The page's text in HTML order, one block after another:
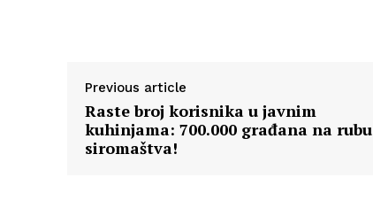
Previous article
Raste broj korisnika u javnim
kuhinjama: 700.000 građana na rubu
siromaštva!